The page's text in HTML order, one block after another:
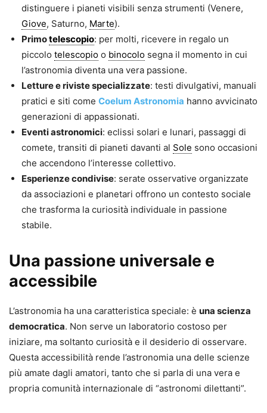
distinguere i pianeti visibili senza strumenti (Venere,
Giove, Saturno, Marte).
Primotelescopio: per molti, ricevere in regalo un
piccolo telescopio o binocolo segna il momento in cui
l’astronomia diventa una vera passione.
Letture e riviste specializzate: testi divulgativi, manuali
pratici e siti come Coelum Astronomia hanno avvicinato
generazioni di appassionati.
Eventi astronomici: eclissi solari e lunari, passaggi di
comete, transiti di pianeti davanti al Sole sono occasioni
che accendono l’interesse collettivo.
Esperienze condivise: serate osservative organizzate
da associazioni e planetari offrono un contesto sociale
che trasforma la curiosità individuale in passione
stabile.
Una passione universale e
accessibile
L’astronomia ha una caratteristica speciale: è una scienza
democratica. Non serve un laboratorio costoso per
iniziare, ma soltanto curiosità e il desiderio di osservare.
Questa accessibilità rende l’astronomia una delle scienze
più amate dagli amatori, tanto che si parla di una vera e
propria comunità internazionale di “astronomi dilettanti”.